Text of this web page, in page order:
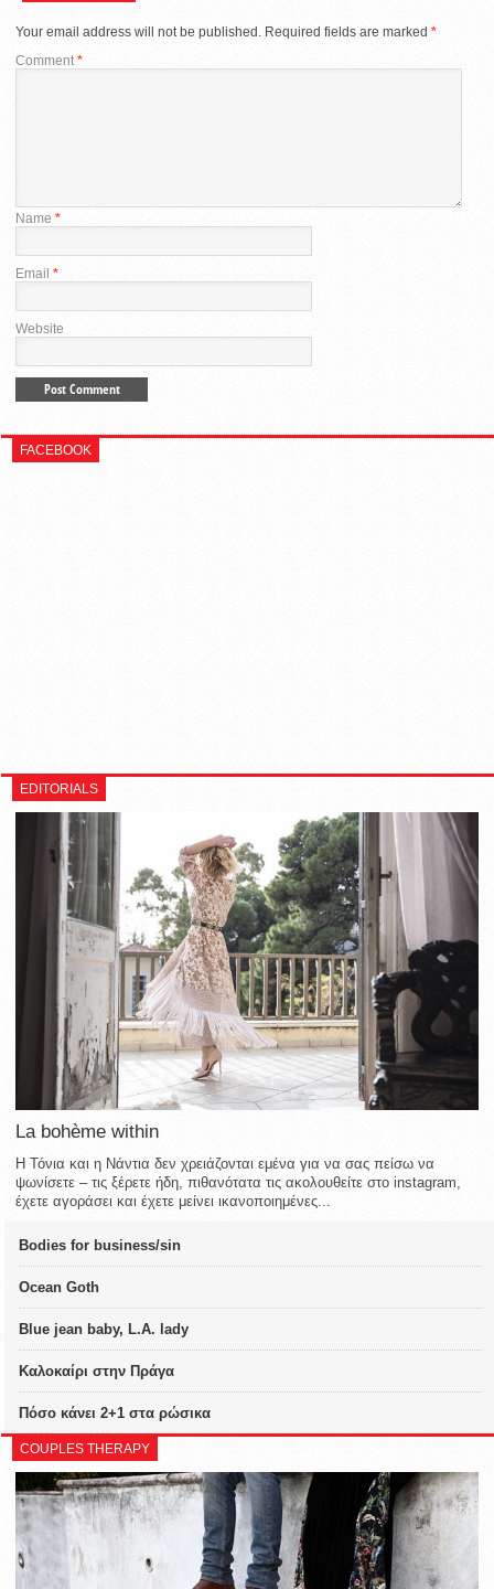
Your email address will not be published. Required fields are marked *
Comment *
Name *
Email *
Website
FACEBOOK
EDITORIALS
La bohème within
Η Τόνια και η Νάντια δεν χρειάζονται εμένα για να σας πείσω να
ψωνίσετε – τις ξέρετε ήδη, πιθανότατα τις ακολουθείτε στο instagram,
έχετε αγοράσει και έχετε μείνει ικανοποιημένες...
Bodies for business/sin
Ocean Goth
Blue jean baby, L.A. lady
Καλοκαίρι στην Πράγα
Πόσο κάνει 2+1 στα ρώσικα
COUPLES THERAPY